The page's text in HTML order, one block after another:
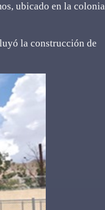
ubicado en la colonia
la construcción de